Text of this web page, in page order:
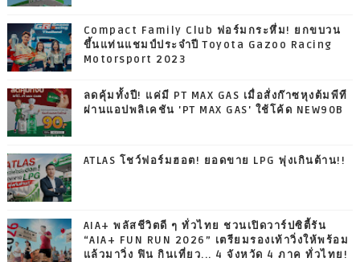
Compact Family Club ฟอร์มกระหึ่ม! ยกขบวน
ขึ้นแท่นแชมป์ประจำปี Toyota Gazoo Racing
Motorsport 2023
ลดคุ้มทั้งปี! แค่มี PT MAX GAS เมื่อสั่งก๊าซหุงต้มพีที
ผ่านแอปพลิเคชัน 'PT MAX GAS' ใช้โค้ด NEW90B
ATLAS โชว์ฟอร์มฮอต! ยอดขาย LPG พุ่งเกินต้าน!!
AIA+ พลัสชีวิตดี ๆ ทั่วไทย ชวนเปิดวาร์ปซิตี้รัน
“AIA+ FUN RUN 2026” เตรียมรองเท้าวิ่งให้พร้อม
แล้วมาวิ่ง ฟิน กินเที่ยว... 4 จังหวัด 4 ภาค ทั่วไทย!